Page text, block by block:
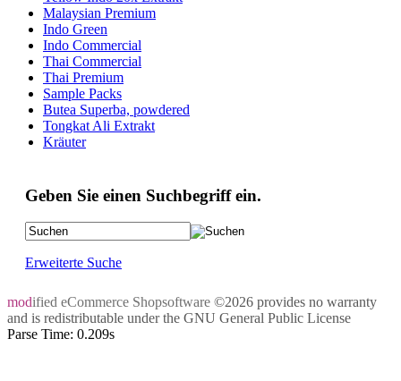
Malaysian Premium
Indo Green
Indo Commercial
Thai Commercial
Thai Premium
Sample Packs
Butea Superba, powdered
Tongkat Ali Extrakt
Kräuter
Geben Sie einen Suchbegriff ein.
Erweiterte Suche
modified eCommerce Shopsoftware ©2026 provides no warranty
and is redistributable under the GNU General Public License
Parse Time: 0.209s